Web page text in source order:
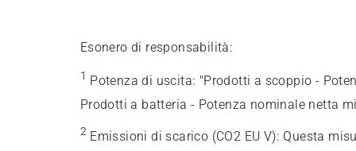
Esonero di responsabilità:
1 Potenza di uscita: "Prodotti a scoppio -
Prodotti a batteria - Potenza nominale netta
2 Emissioni di scarico (CO2 EU V): Questa